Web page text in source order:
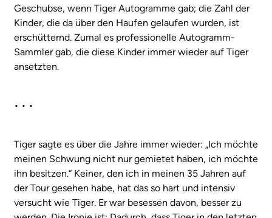
Geschubse, wenn Tiger Autogramme gab; die Zahl der
Kinder, die da über den Haufen gelaufen wurden, ist
erschütternd. Zumal es professionelle Autogramm-
Sammler gab, die diese Kinder immer wieder auf Tiger
ansetzten.
• • •
Tiger sagte es über die Jahre immer wieder: „Ich möchte
meinen Schwung nicht nur gemietet haben, ich möchte
ihn besitzen.“ Keiner, den ich in meinen 35 Jahren auf
der Tour gesehen habe, hat das so hart und intensiv
versucht wie Tiger. Er war besessen davon, besser zu